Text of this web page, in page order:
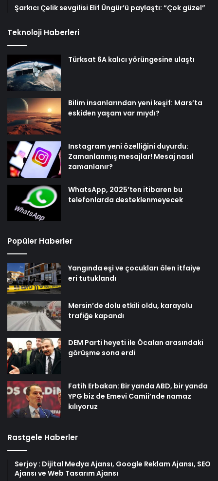
Şarkıcı Çelik sevgilisi Elif Üngür’ü paylaştı: “Çok güzel”
Teknoloji Haberleri
Türksat 6A kalıcı yörüngesine ulaştı
Bilim insanlarından yeni keşif: Mars’ta
eskiden yaşam var mıydı?
Instagram yeni özelliğini duyurdu:
Zamanlanmış mesajlar! Mesaj nasıl
zamanlanır?
WhatsApp, 2025’ten itibaren bu
telefonlarda desteklenmeyecek
Popüler Haberler
Yangında eşi ve çocukları ölen itfaiye
eri tutuklandı
Mersin’de dolu etkili oldu, karayolu
trafiğe kapandı
DEM Parti heyeti ile Öcalan arasındaki
görüşme sona erdi
Fatih Erbakan: Bir yanda ABD, bir yanda
YPG biz de Emevi Camii’nde namaz
kılıyoruz
Rastgele Haberler
Serjoy : Dijital Medya Ajansı, Google Reklam Ajansı, SEO
Ajansı ve Web Tasarım Ajansı